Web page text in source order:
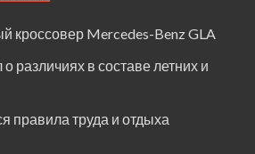
кроссовер Mercedes-Benz GLA
различиях в составе летних и
правила труда и отдыха